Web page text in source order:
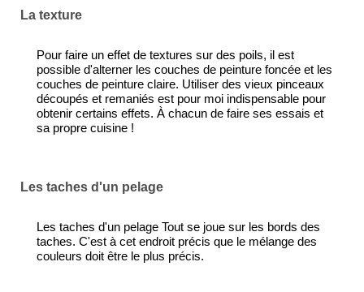
La texture
Pour faire un effet de textures sur des poils, il est
possible d'alterner les couches de peinture foncée et les
couches de peinture claire. Utiliser des vieux pinceaux
découpés et remaniés est pour moi indispensable pour
obtenir certains effets. À chacun de faire ses essais et
sa propre cuisine !
Les taches d'un pelage
Les taches d'un pelage Tout se joue sur les bords des
taches. C'est à cet endroit précis que le mélange des
couleurs doit être le plus précis.